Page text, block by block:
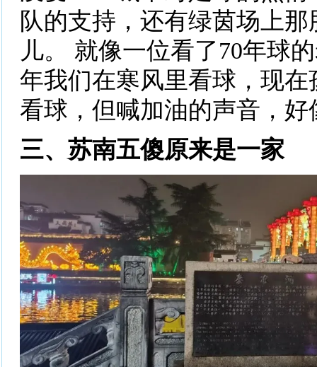
队的支持，还有绿茵场上
儿。 就像一位看了70年球
年我们在寒风里看球，现
看球，但喊加油的声音，好
三、苏南五傻原来是一家